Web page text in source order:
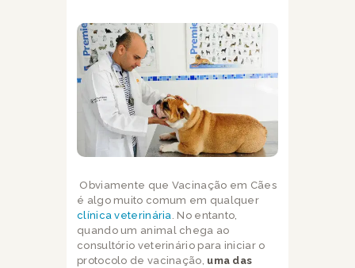
Obviamente que Vacinação em Cães
é algo muito comum em qualquer
clínica veterinária . No entanto,
quando um animal chega ao
consultório veterinário para iniciar o
protocolo de vacinação, uma das